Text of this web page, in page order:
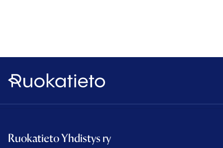
Ruokatieto
Ruokatieto Yhdistys ry